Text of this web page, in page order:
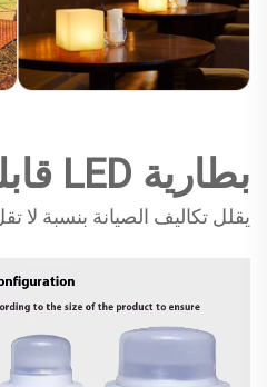
بطارية LED قابلة للتبديل
يقلل تكاليف الصيانة بنسبة لا تقل